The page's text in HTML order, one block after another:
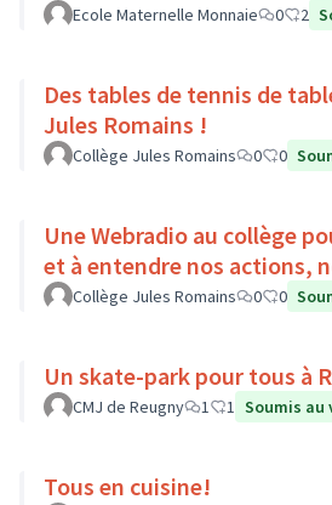
Ecole Maternelle Monnaie 0 2
Des tables de tennis de
Jules Romains !
Collège Jules Romains 0 0
Une Webradio au collège
et à entendre nos actions,
Collège Jules Romains 0 0
Un skate-park pour tous à
CMJ de Reugny 1 1 Soumis au
Tous en cuisine!